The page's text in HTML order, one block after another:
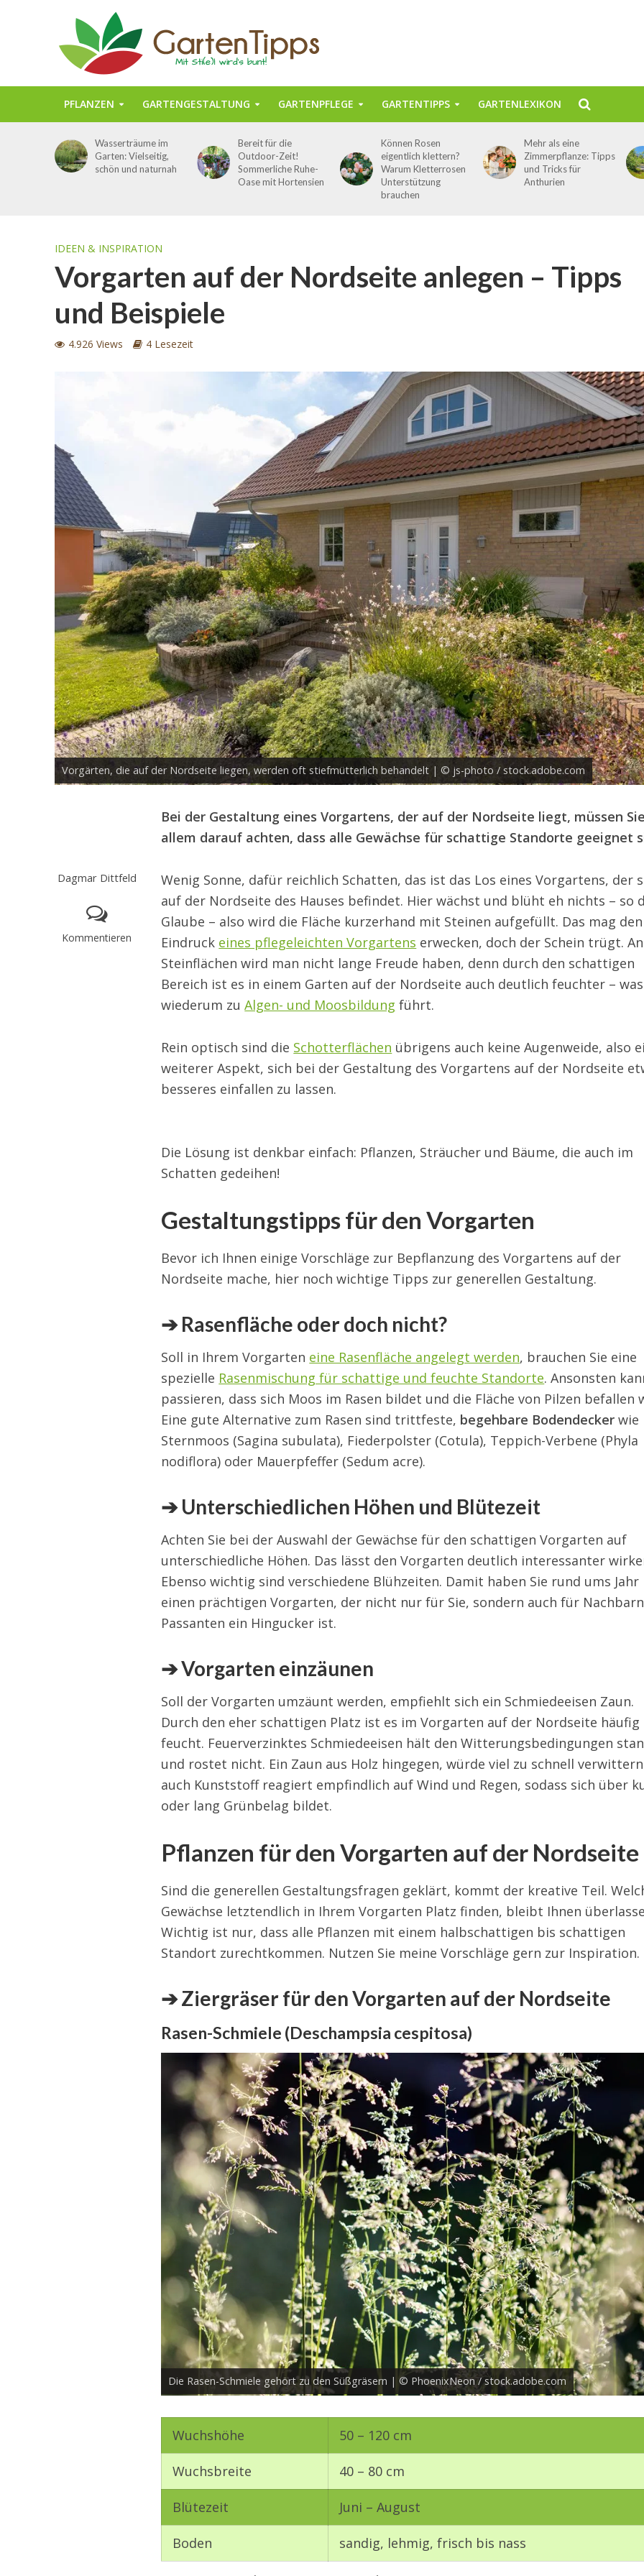
PFLANZEN GARTENGESTALTUNG GARTENPFLEGE GARTENTIPPS GARTENLEXIKON
Wasserträume im
Garten: Vielseitig,
schön und naturnah
Bereit für die
Outdoor-Zeit!
Sommerliche Ruhe-
Oase mit Hortensien
Können Rosen
eigentlich klettern?
Warum Kletterrosen
Unterstützung
brauchen
Mehr als eine
Zimmerpflanze: Tipps
und Tricks für
Anthurien
IDEEN & INSPIRATION
Vorgarten auf der Nordseite anlegen – Tipps
und Beispiele
4.926 Views 4 Lesezeit
Vorgärten, die auf der Nordseite liegen, werden oft stiefmütterlich behandelt | © js-photo / stock.adobe.com
Dagmar Dittfeld
Kommentieren
Bei der Gestaltung eines Vorgartens, der auf der Nordseite liegt, müssen
allem darauf achten, dass alle Gewächse für schattige Standorte geeignet
Wenig Sonne, dafür reichlich Schatten, das ist das Los eines Vorgartens, der
auf der Nordseite des Hauses befindet. Hier wächst und blüht eh nichts – so
Glaube – also wird die Fläche kurzerhand mit Steinen aufgefüllt. Das mag den
Eindruck eines pflegeleichten Vorgartens erwecken, doch der Schein trügt.
Steinflächen wird man nicht lange Freude haben, denn durch den schattigen
Bereich ist es in einem Garten auf der Nordseite auch deutlich feuchter – was
wiederum zuAlgen- und Moosbildung führt.
Rein optisch sind die Schotterflächen übrigens auch keine Augenweide, also
weiterer Aspekt, sich bei der Gestaltung des Vorgartens auf der Nordseite
besseres einfallen zu lassen.
Die Lösung ist denkbar einfach: Pflanzen, Sträucher und Bäume, die auch im
Schatten gedeihen!
Gestaltungstipps für den Vorgarten
Bevor ich Ihnen einige Vorschläge zur Bepflanzung des Vorgartens auf der
Nordseite mache, hier noch wichtige Tipps zur generellen Gestaltung.
➔ Rasenfläche oder doch nicht?
Soll in Ihrem Vorgarten eine Rasenfläche angelegt werden, brauchen Sie eine
spezielle Rasenmischung für schattige und feuchte Standorte. Ansonsten
passieren, dass sich Moos im Rasen bildet und die Fläche von Pilzen befallen
Eine gute Alternative zum Rasen sind trittfeste, begehbare Bodendecker wie
Sternmoos (Sagina subulata), Fiederpolster (Cotula), Teppich-Verbene (Phyla
nodiflora) oder Mauerpfeffer (Sedum acre).
➔ Unterschiedlichen Höhen und Blütezeit
Achten Sie bei der Auswahl der Gewächse für den schattigen Vorgarten auf
unterschiedliche Höhen. Das lässt den Vorgarten deutlich interessanter
Ebenso wichtig sind verschiedene Blühzeiten. Damit haben Sie rund ums Jahr
einen prächtigen Vorgarten, der nicht nur für Sie, sondern auch für
Passanten ein Hingucker ist.
➔ Vorgarten einzäunen
Soll der Vorgarten umzäunt werden, empfiehlt sich ein Schmiedeeisen Zaun.
Durch den eher schattigen Platz ist es im Vorgarten auf der Nordseite häufig
feucht. Feuerverzinktes Schmiedeeisen hält den Witterungsbedingungen
und rostet nicht. Ein Zaun aus Holz hingegen, würde viel zu schnell
auch Kunststoff reagiert empfindlich auf Wind und Regen, sodass sich über
oder lang Grünbelag bildet.
Pflanzen für den Vorgarten auf der Nordseite
Sind die generellen Gestaltungsfragen geklärt, kommt der kreative Teil.
Gewächse letztendlich in Ihrem Vorgarten Platz finden, bleibt Ihnen
Wichtig ist nur, dass alle Pflanzen mit einem halbschattigen bis schattigen
Standort zurechtkommen. Nutzen Sie meine Vorschläge gern zur Inspiration.
➔ Ziergräser für den Vorgarten auf der Nordseite
Rasen-Schmiele (Deschampsia cespitosa)
Die Rasen-Schmiele gehört zu den Süßgräsern | © PhoenixNeon / stock.adobe.com
Wuchshöhe 50 – 120 cm
Wuchsbreite 40 – 80 cm
Blütezeit Juni – August
Boden sandig, lehmig, frisch bis nass